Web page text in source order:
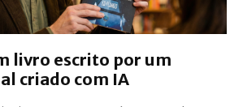
livro escrito por um
criado com IA